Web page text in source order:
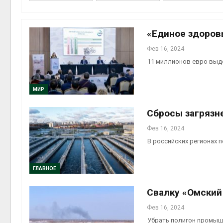
МИР
«Единое
Фев 16, 2024
11 миллионов евро
ГЛАВНОЕ
Сбросы
Фев 16, 2024
В российских регионах
Свалку
Фев 16, 2024
Убрать полигон
Авг 7,